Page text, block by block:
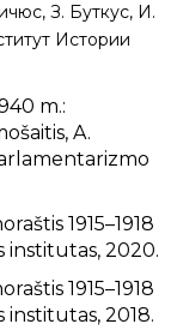
З. Буткус, И.
Истории
m.:
A.
1915–1918
institutas, 2020.
1915–1918
institutas, 2018.